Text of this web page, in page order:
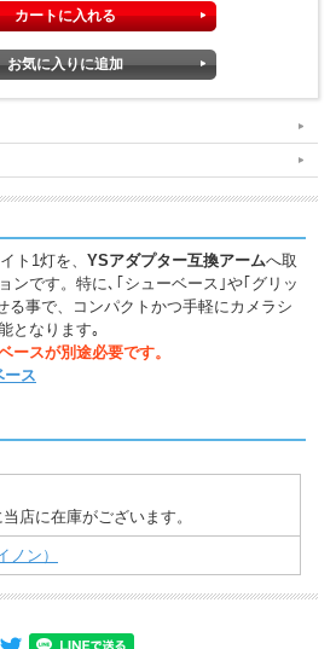
ト1灯を、 YSアダプター互換アームへ取
ンです。特に､｢シューベース｣や｢グリッ
る事で、コンパクトかつ手軽にカメラシ
となります｡
ースが別途必要です。
ース
店に在庫がございます。
ノン）